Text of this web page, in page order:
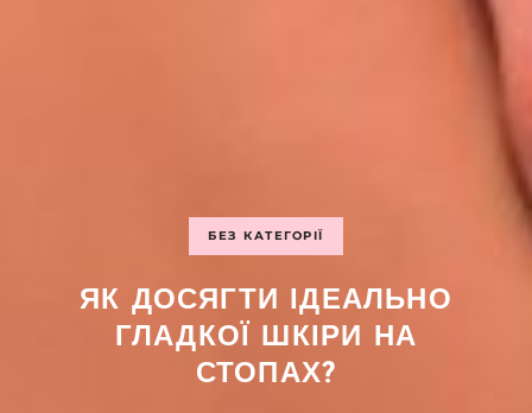
БЕЗ КАТЕГОРІЇ
ЯК ДОСЯГТИ ІДЕАЛЬНО
ГЛАДКОЇ ШКІРИ НА
СТОПАХ?